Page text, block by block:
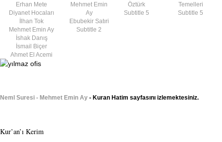
Erhan Mete
Diyanet Hocaları
İlhan Tok
Mehmet Emin Ay
İshak Danış
İsmail Biçer
Ahmet El Acemi
Mehmet Emin
Ay
Ebubekir Satıri
Subtitle 2
Öztürk
Subtitle 5
Temelleri
Subtitle 5
Neml Suresi - Mehmet Emin Ay - Kuran Hatim sayfasını izlemektesiniz.
Kur’an’ı Kerim